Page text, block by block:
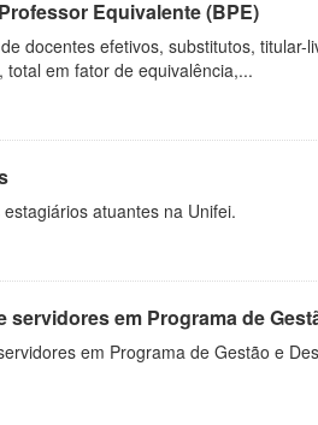
Equivalente (BPE)
docentes efetivos, substitutos,
total em fator de equivalência,...
atuantes na Unifei.
servidores em Programa de
em Programa de Gestão e